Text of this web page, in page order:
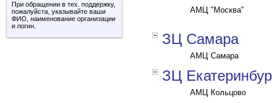
При обращении в тех. поддержку,
пожалуйста, указывайте ваши
ФИО, наименование организации
и логин.
АМЦ "Москва"
ЗЦ Самара
АМЦ Самара
ЗЦ
АМЦ Кольцово